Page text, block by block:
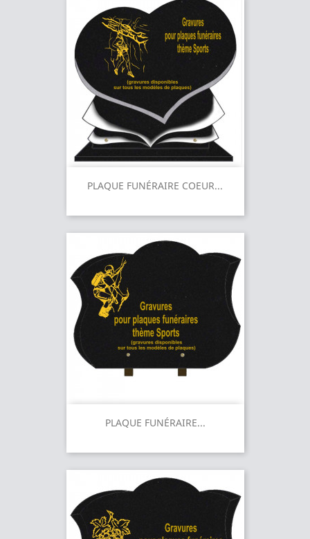
PLAQUE FUNÉRAIRE COEUR...
PLAQUE FUNÉRAIRE...